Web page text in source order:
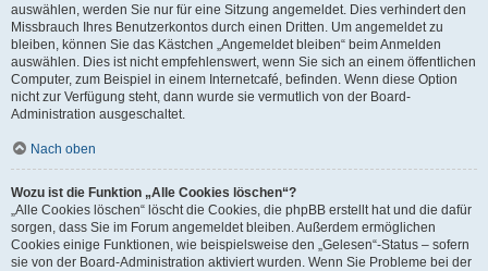
auswählen, werden Sie nur für eine Sitzung angemeldet. Dies verhindert den
Missbrauch Ihres Benutzerkontos durch einen Dritten. Um angemeldet zu
bleiben, können Sie das Kästchen „Angemeldet bleiben“ beim Anmelden
auswählen. Dies ist nicht empfehlenswert, wenn Sie sich an einem öffentlichen
Computer, zum Beispiel in einem Internetcafé, befinden. Wenn diese Option
nicht zur Verfügung steht, dann wurde sie vermutlich von der Board-
Administration ausgeschaltet.
Nach oben
Wozu ist die Funktion „Alle Cookies löschen“?
„Alle Cookies löschen“ löscht die Cookies, die phpBB erstellt hat und die dafür
sorgen, dass Sie im Forum angemeldet bleiben. Außerdem ermöglichen
Cookies einige Funktionen, wie beispielsweise den „Gelesen“-Status – sofern
sie von der Board-Administration aktiviert wurden. Wenn Sie Probleme bei der